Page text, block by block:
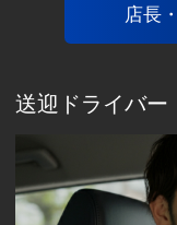
店長
送迎ドライバー